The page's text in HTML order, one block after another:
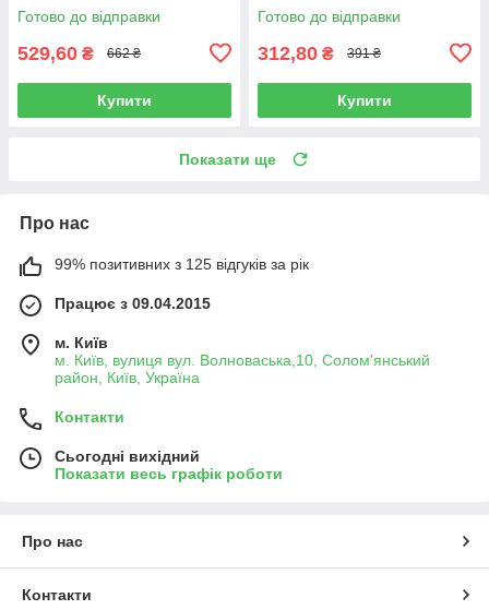
Готово до відправки
529,60 ₴ 662 ₴
Купити
Готово до відправки
312,80 ₴ 391 ₴
Купити
Показати ще
Про нас
99% позитивних з 125 відгуків за рік
Працює з 09.04.2015
м. Київ
м. Київ, вулиця вул. Волноваська,10, Солом'янський
район, Київ, Україна
Контакти
Сьогодні вихідний
Показати весь графік роботи
Про нас
Контакти